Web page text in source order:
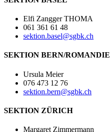
Elfi Zangger THOMA
061 361 61 48
sektion.basel@sgbk.ch
SEKTION BERN/ROMANDIE
Ursula Meier
076 473 12 76
sektion.bern@sgbk.ch
SEKTION ZÜRICH
Margaret Zimmermann